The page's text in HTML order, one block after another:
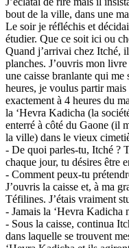
bout de la ville, dans une
Le soir je réfléchis et
étudier. Que ce soit ici ou
Quand j’arrivai chez Itché,
planches. J’ouvris mon
une caisse branlante qui
heures, je voulus partir mais
exactement à 4 heures du
la ‘Hevra Kadicha (la
enterré à côté du Gaone (il
la ville) dans le vieux
- De quoi parles-tu, Itché ?
chaque jour, tu désires être
- Comment peux-tu
J’ouvris la caisse et, à ma
Téfilines. J’étais vraiment
- Jamais la ‘Hevra Kadicha
- Sous la caisse, continua
dans laquelle se trouvent